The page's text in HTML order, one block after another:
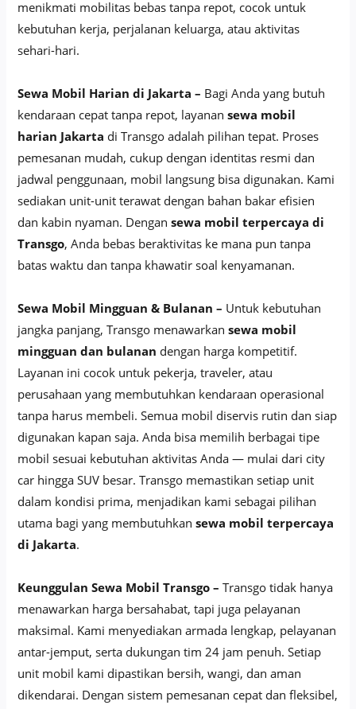
menikmati mobilitas bebas tanpa repot, cocok untuk
kebutuhan kerja, perjalanan keluarga, atau aktivitas
sehari-hari.
Sewa Mobil Harian di Jakarta – Bagi Anda yang butuh
kendaraan cepat tanpa repot, layanansewa mobil
harian Jakarta di Transgo adalah pilihan tepat. Proses
pemesanan mudah, cukup dengan identitas resmi dan
jadwal penggunaan, mobil langsung bisa digunakan. Kami
sediakan unit-unit terawat dengan bahan bakar efisien
dan kabin nyaman. Dengansewa mobil terpercaya di
Transgo, Anda bebas beraktivitas ke mana pun tanpa
batas waktu dan tanpa khawatir soal kenyamanan.
Sewa Mobil Mingguan & Bulanan – Untuk kebutuhan
jangka panjang, Transgo menawarkansewa mobil
mingguan dan bulanan dengan harga kompetitif.
Layanan ini cocok untuk pekerja, traveler, atau
perusahaan yang membutuhkan kendaraan operasional
tanpa harus membeli. Semua mobil diservis rutin dan siap
digunakan kapan saja. Anda bisa memilih berbagai tipe
mobil sesuai kebutuhan aktivitas Anda — mulai dari city
car hingga SUV besar. Transgo memastikan setiap unit
dalam kondisi prima, menjadikan kami sebagai pilihan
utama bagi yang membutuhkansewa mobil terpercaya
di Jakarta.
Keunggulan Sewa Mobil Transgo – Transgo tidak hanya
menawarkan harga bersahabat, tapi juga pelayanan
maksimal. Kami menyediakan armada lengkap, pelayanan
antar-jemput, serta dukungan tim 24 jam penuh. Setiap
unit mobil kami dipastikan bersih, wangi, dan aman
dikendarai. Dengan sistem pemesanan cepat dan fleksibel,